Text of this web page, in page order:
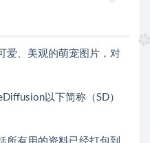
爱、美观的萌宠图片，对
以下简称（SD）